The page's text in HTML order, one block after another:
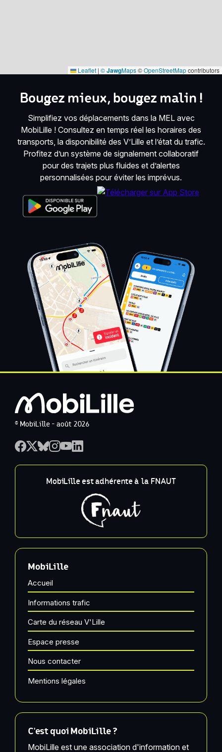
Leaflet | ©JawgMaps©OpenStreetMapcontributors
Bougez mieux, bougez malin !
Simplifiez vos déplacements dans la MEL avec
MobiLille ! Consultez en temps réel les horaires des
transports, la disponibilité des V’Lille et l’état du trafic.
Profitez d’un système de signalement collaboratif
pour des trajets plus fluides et d’alertes
personnalisées pour éviter les imprévus.
© MobiLille - août 2026
MobiLille est adhérente à la FNAUT
MobiLille
Accueil
Informations trafic
Carte du réseau V'Lille
Espace presse
Nous contacter
Mentions légales
C'est quoi MobiLille ?
MobiLille est une association d'information et